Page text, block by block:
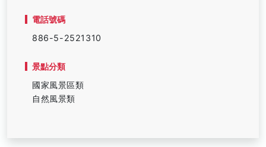
電話號碼
886-5-2521310
景點分類
國家風景區類
自然風景類